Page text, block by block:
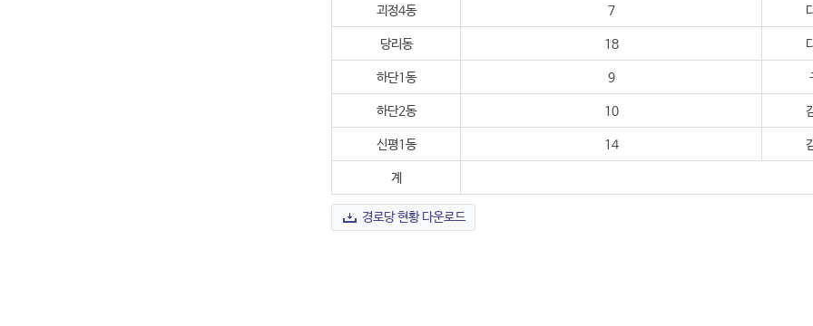
괴정4동 7
당리동 18
하단1동 9
하단2동 10
신평1동 14
계
경로당 현황 다운로드